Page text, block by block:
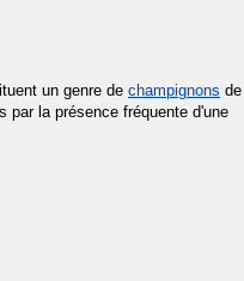
un genre de champignons de
par la présence fréquente d'une